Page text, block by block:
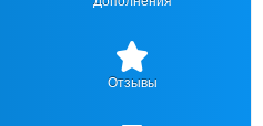
Отзывы